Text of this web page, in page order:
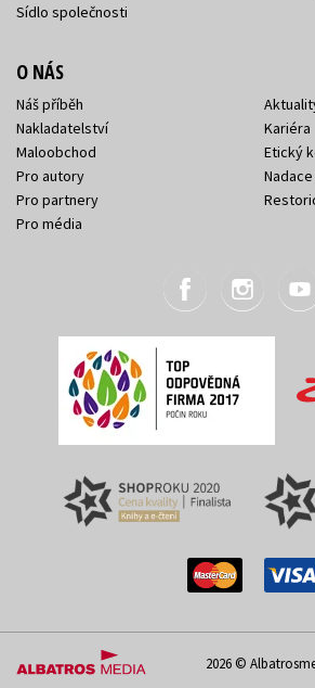
Sídlo společnosti
O NÁS
Náš příběh
Nakladatelství
Maloobchod
Pro autory
Pro partnery
Pro média
Kariéra
Etický
2026 ©